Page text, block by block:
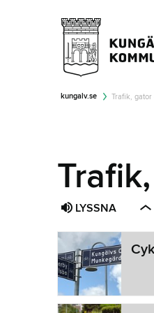
kungalv.se Trafik, gator
LYSSNA